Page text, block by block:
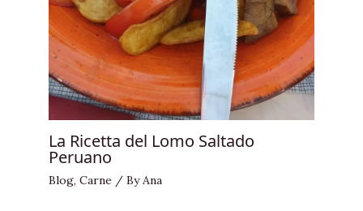
La Ricetta del Lomo Saltado
Peruano
Blog, Carne / ByAna